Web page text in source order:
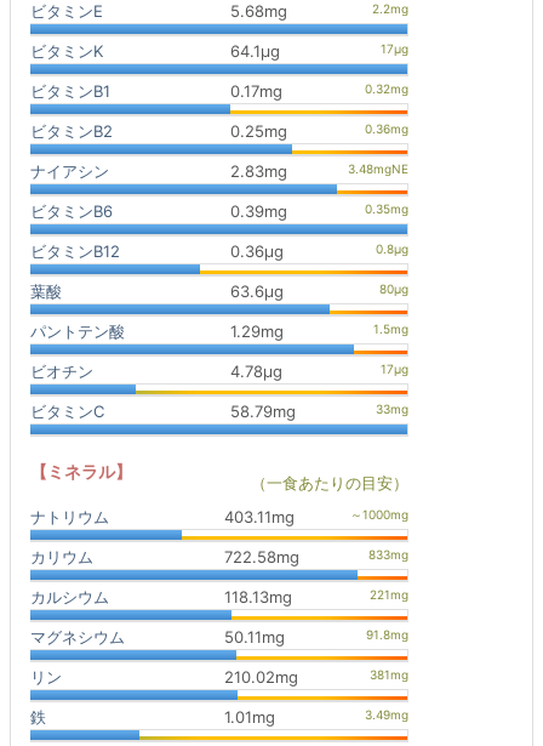
ビタミンE 5.68mg
ビタミンK 64.1μg
ビタミンB1 0.17mg
ビタミンB2 0.25mg
ナイアシン 2.83mg
ビタミンB6 0.39mg
ビタミンB12 0.36μg
葉酸 63.6μg
パントテン酸 1.29mg
ビオチン 4.78μg
ビタミンC 58.79mg
【ミネラル】
（一食あたりの目安）
ナトリウム
403.11mg
カリウム 722.58mg
カルシウム 118.13mg
マグネシウム 50.11mg
リン 210.02mg
鉄 1.01mg